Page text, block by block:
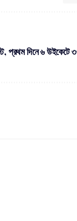
প্রথম দিনে ৬ উইকেটে